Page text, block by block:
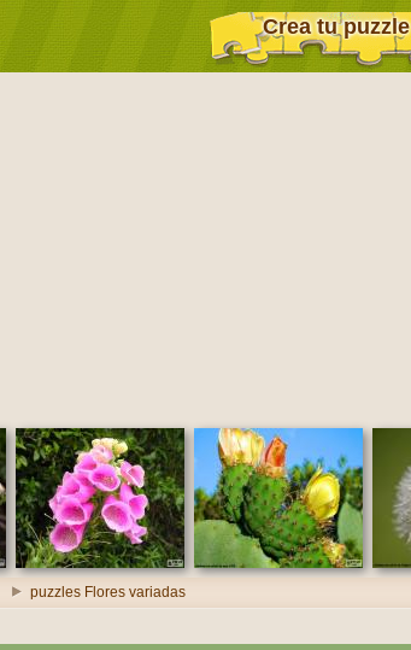
Crea tu puzzle
puzzles Flores variadas